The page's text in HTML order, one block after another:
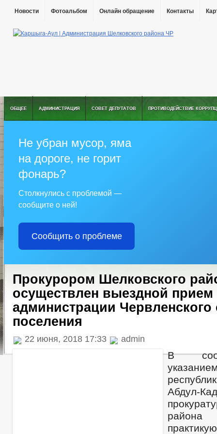
Новости Фотоальбом Онлайн обращение Контакты
ОБЩЕЕ АДМИНИСТРАЦИЯ СОВЕТ ДЕПУТАТОВ ПРОТИВОДЕЙСТВИЕ
Не убран мусор, яма
на дороге, не горит
фонарь?
Столкнулись с проблемой —
сообщите о ней!
Сообщить о проблеме
Прокурором Шелковского
осуществлен выездной прием
администрации Червленского
поселения
22 июня, 2018 17:33 admin
В
Абдул-